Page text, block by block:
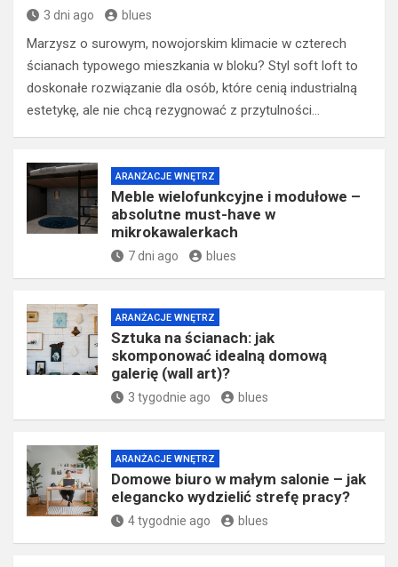
3 dni ago blues
Marzysz o surowym, nowojorskim klimacie w czterech
ścianach typowego mieszkania w bloku? Styl soft loft to
doskonałe rozwiązanie dla osób, które cenią industrialną
estetykę, ale nie chcą rezygnować z przytulności…
ARANŻACJE WNĘTRZ
Meble wielofunkcyjne i modułowe –
absolutne must-have w
mikrokawalerkach
7 dni ago blues
ARANŻACJE WNĘTRZ
Sztuka na ścianach: jak
skomponować idealną domową
galerię (wall art)?
3 tygodnie ago blues
ARANŻACJE WNĘTRZ
Domowe biuro w małym salonie – jak
elegancko wydzielić strefę pracy?
4 tygodnie ago blues